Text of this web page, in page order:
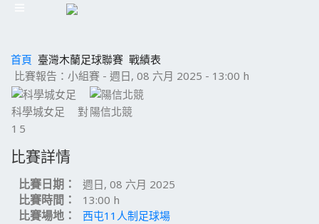
首頁 臺灣木蘭足球聯賽 戰績表
比賽報告：小組賽 - 週日, 08 六月 2025 - 13:00 h
科學城女足 對陽信北競
1 5
比賽詳情
比賽日期： 週日, 08 六月 2025
比賽時間： 13:00 h
比賽場地： 西屯11人制足球場